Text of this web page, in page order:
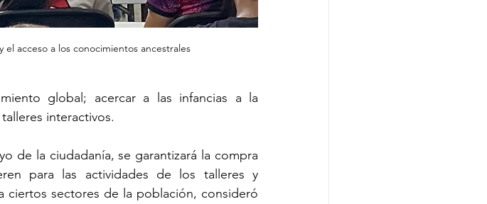
acceso a los conocimientos ancestrales
global; acercar a las infancias a la
interactivos.
de la ciudadanía, se garantizará la compra
para las actividades de los talleres y
ciertos sectores de la población, consideró